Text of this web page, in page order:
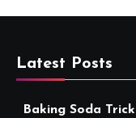
Latest Posts
Baking Soda